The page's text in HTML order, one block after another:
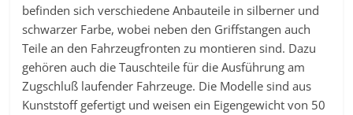
befinden sich verschiedene Anbauteile in silberner und
schwarzer Farbe, wobei neben den Griffstangen auch
Teile an den Fahrzeugfronten zu montieren sind. Dazu
gehören auch die Tauschteile für die Ausführung am
Zugschluß laufender Fahrzeuge. Die Modelle sind aus
Kunststoff gefertigt und weisen ein Eigengewicht von 50